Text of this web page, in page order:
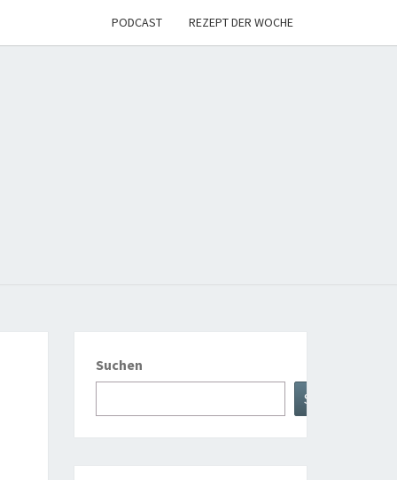
PODCAST REZEPT DER WOCHE
Suchen
Suchen